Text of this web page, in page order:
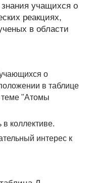
знания учащихся о
реакциях,
в области
о
в таблице
"Атомы
коллективе.
интерес к